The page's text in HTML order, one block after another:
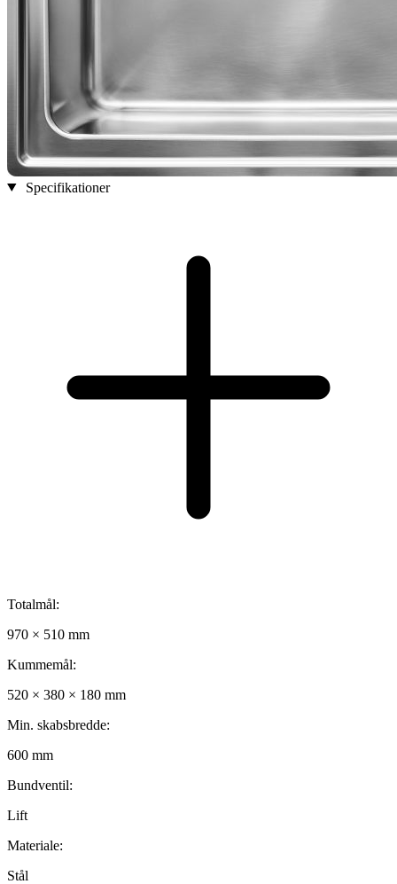
Specifikationer
Totalmål:
970 × 510 mm
Kummemål:
520 × 380 × 180 mm
Min. skabsbredde:
600 mm
Bundventil:
Lift
Materiale:
Stål